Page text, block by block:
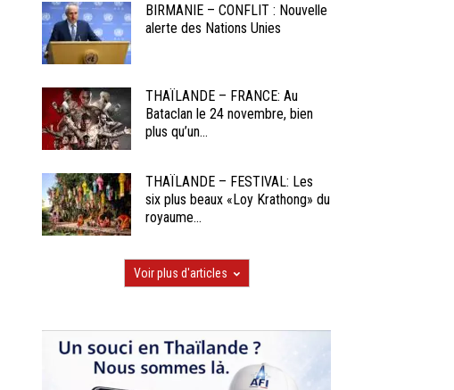
BIRMANIE – CONFLIT : Nouvelle
alerte des Nations Unies
THAÏLANDE – FRANCE: Au
Bataclan le 24 novembre, bien
plus qu’un...
THAÏLANDE – FESTIVAL: Les
six plus beaux «Loy Krathong» du
royaume...
Voir plus d'articles